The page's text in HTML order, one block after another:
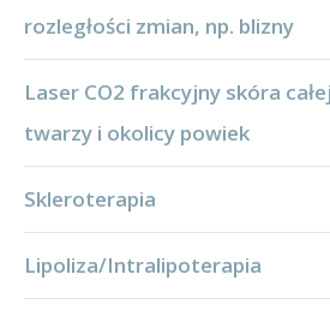
rozległości zmian, np. blizny
Laser CO2 frakcyjny skóra całej
twarzy i okolicy powiek
Skleroterapia
Lipoliza/Intralipoterapia